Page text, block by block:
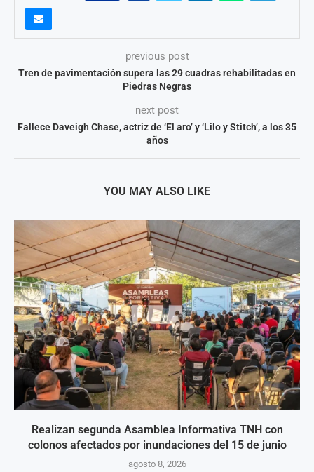
previous post
Tren de pavimentación supera las 29 cuadras rehabilitadas en
Piedras Negras
next post
Fallece Daveigh Chase, actriz de ‘El aro’ y ‘Lilo y Stitch’, a los 35
años
YOU MAY ALSO LIKE
Realizan segunda Asamblea Informativa TNH con
colonos afectados por inundaciones del 15 de junio
agosto 8, 2026